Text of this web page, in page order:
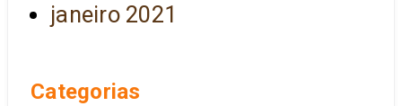
janeiro 2021
Categorias